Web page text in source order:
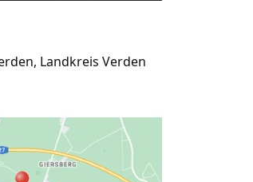
, Landkreis Verden